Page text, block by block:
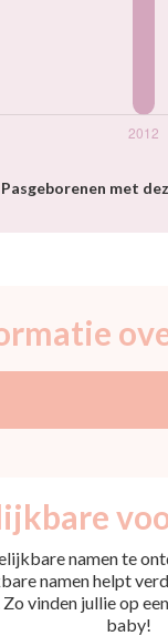
Pasgeborenen met
namen te
namen helpt
vinden jullie op
baby!